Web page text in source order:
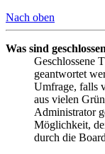
Nach oben
Was sind
Geschlossene
geantwortet
Umfrage, falls
aus vielen
Administrator
Möglichkeit,
durch die